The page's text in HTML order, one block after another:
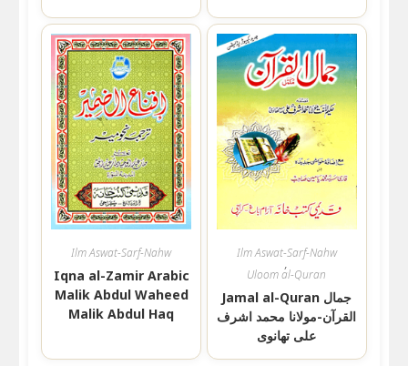
Ilm Aswat-Sarf-Nahw
Iqna al-Zamir Arabic
Malik Abdul Waheed
Malik Abdul Haq
Ilm Aswat-Sarf-Nahw
,
Uloom al-Quran
Jamal al-Quran جمال
القرآن-مولانا محمد اشرف
علی تھانوی